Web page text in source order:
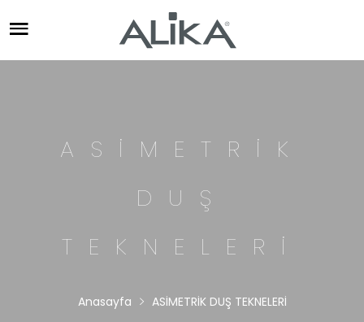
ASİMETRİK
DUŞ
TEKNELERİ
Anasayfa ASİMETRİK DUŞ TEKNELERİ